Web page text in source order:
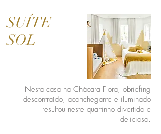
SUÍTE
SOL
Nesta casa na Chácara Flora, obriefing
descontraído, aconchegante e iluminado
resultou neste quartinho divertido e
delicioso.